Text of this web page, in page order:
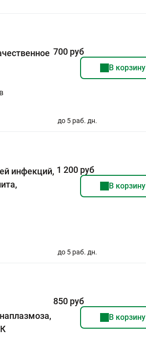
700 руб
В корзину
до 5 раб. дн.
инфекций, 1 200 руб
В корзину
до 5 раб. дн.
850 руб
В корзину